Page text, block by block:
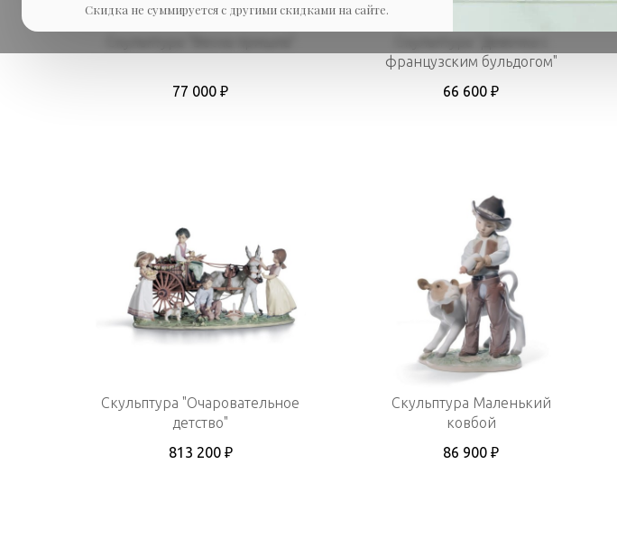
Скидка не суммируется с другими скидками на сайте.
77 000 ₽
французским бульдогом"
66 600 ₽
Скульптура "Очаровательное
детство"
813 200 ₽
Скульптура Маленький
ковбой
86 900 ₽